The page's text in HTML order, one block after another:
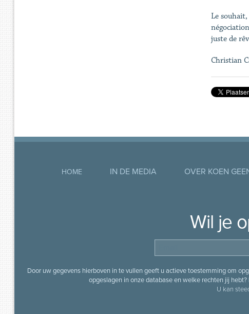
Le
juste de
Christian
HOME IN DE MEDIA OVER KOEN
Wil je
Door uw gegevens hierboven in te vullen geeft u actieve toestemming om
opgeslagen in onze database en welke rechten jij
U kan